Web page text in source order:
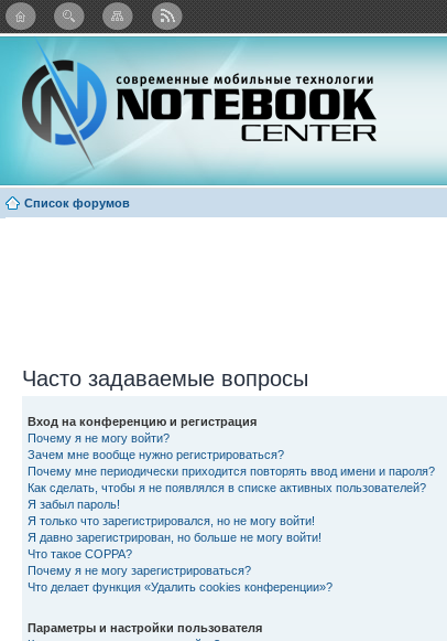
Список форумов
Часто задаваемые вопросы
Вход на конференцию и регистрация
Почему я не могу войти?
Зачем мне вообще нужно регистрироваться?
Почему мне периодически приходится повторять ввод имени и пароля?
Как сделать, чтобы я не появлялся в списке активных пользователей?
Я забыл пароль!
Я только что зарегистрировался, но не могу войти!
Я давно зарегистрирован, но больше не могу войти!
Что такое COPPA?
Почему я не могу зарегистрироваться?
Что делает функция «Удалить cookies конференции»?
Параметры и настройки пользователя